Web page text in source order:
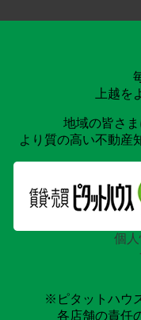
上越を
地域の皆さま
より質の高い不動産
個
※ピタットハウ
各店舗の責任